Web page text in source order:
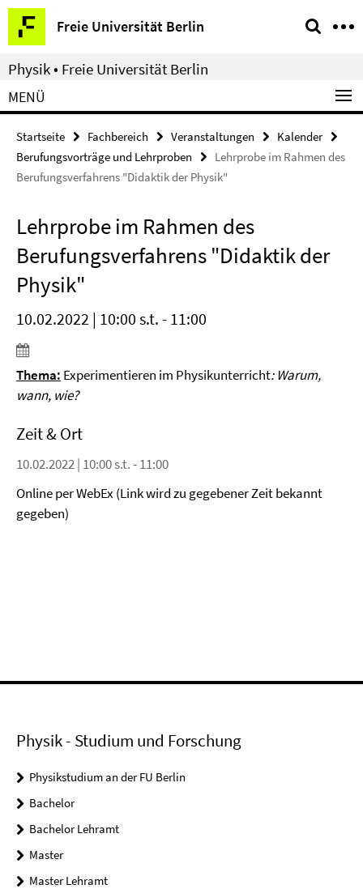
Springe
direkt
zu
Inhalt
Freie Universität Berlin
Service-
Navigation
Physik • Freie Universität Berlin
MENÜ
Startseite Fachbereich Veranstaltungen
Kalender
Berufungsvorträge und Lehrproben
Lehrprobe im Rahmen des
Berufungsverfahrens "Didaktik der Physik"
Lehrprobe im Rahmen des
Berufungsverfahrens "Didaktik der
Physik"
10.02.2022 | 10:00 s.t. - 11:00
Thema: Experimentieren im Physikunterricht: Warum,
wann, wie?
Zeit & Ort
10.02.2022 | 10:00 s.t. - 11:00
Online per WebEx (Link wird zu gegebener Zeit bekannt
gegeben)
Physik - Studium und Forschung
Physikstudium an der FU Berlin
Bachelor
Bachelor Lehramt
Master
Master Lehramt